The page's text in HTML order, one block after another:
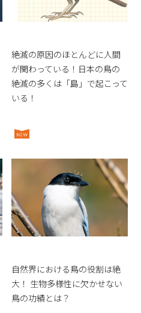
絶滅の原因のほとんどに人間
が関わっている！日本の鳥の
絶滅の多くは「島」で起こって
いる！
自然界における鳥の役割は絶
大！ 生物多様性に欠かせない
鳥の功績とは？